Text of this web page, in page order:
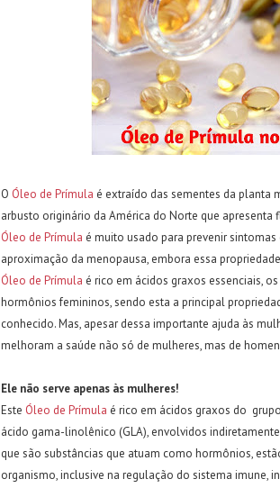
O Óleo de Prímula é extraído das sementes da planta
arbusto originário da América do Norte que
Óleo de Prímula é muito usado para prevenir
aproximação da menopausa, embora essa
Óleo de Prímula é rico em ácidos graxos essenciais,
hormônios femininos, sendo esta a principal
conhecido. Mas, apesar dessa importante ajuda às
melhoram a saúde não só de mulheres, mas de
Ele não serve apenas às mulheres!
Este Óleo de Prímula é rico em ácidos graxos do
ácido gama-linolênico (GLA), envolvidos
que são substâncias que atuam como hormônios,
organismo, inclusive na regulação do sistema imune,